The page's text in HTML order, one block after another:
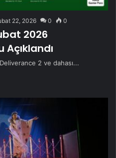
22, 2026 0 0
2026
Açıklandı
2 ve dahası...